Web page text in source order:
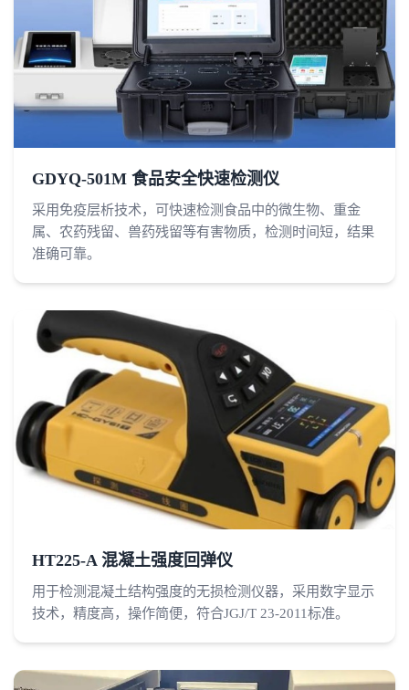
GDYQ-501M 食品安全快速检测仪
采用免疫层析技术，可快速检测食品中的微生物、重金
属、农药残留、兽药残留等有害物质，检测时间短，结果
准确可靠。
HT225-A 混凝土强度回弹仪
用于检测混凝土结构强度的无损检测仪器，采用数字显示
技术，精度高，操作简便，符合JGJ/T 23-2011标准。